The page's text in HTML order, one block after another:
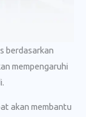
berdasarkan
mempengaruhi
akan membantu